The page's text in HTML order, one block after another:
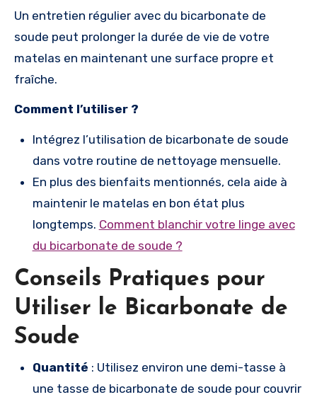
Un entretien régulier avec du bicarbonate de
soude peut prolonger la durée de vie de votre
matelas en maintenant une surface propre et
fraîche.
Comment l’utiliser ?
Intégrez l’utilisation de bicarbonate de soude
dans votre routine de nettoyage mensuelle.
En plus des bienfaits mentionnés, cela aide à
maintenir le matelas en bon état plus
longtemps. Comment blanchir votre linge avec
du bicarbonate de soude ?
Conseils Pratiques pour
Utiliser le Bicarbonate de
Soude
Quantité : Utilisez environ une demi-tasse à
une tasse de bicarbonate de soude pour couvrir